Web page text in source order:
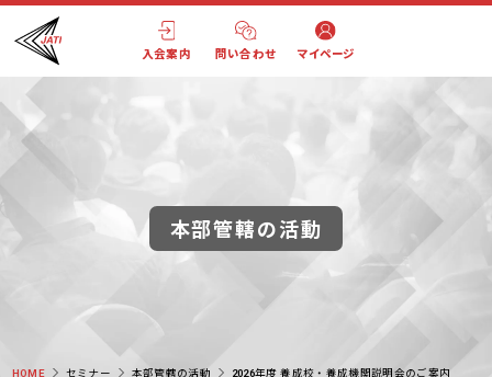
入会案内 問い合わせ マイページ
本部管轄の活動
HOME セミナー 本部管轄の活動 2026年度 養成校・養成機関説明会のご案内